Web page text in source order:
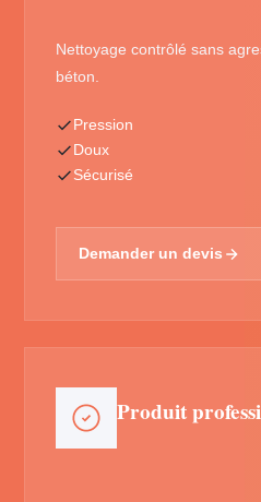
Nettoyage contrôlé sans
béton.
Pression
Doux
Sécurisé
Demander un devis
Produit